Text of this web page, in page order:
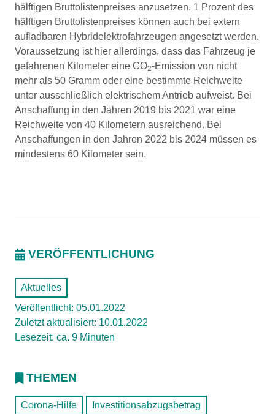
hälftigen Bruttolistenpreises anzusetzen. 1 Prozent des
hälftigen Bruttolistenpreises können auch bei extern
aufladbaren Hybridelektrofahrzeugen angesetzt werden.
Voraussetzung ist hier allerdings, dass das Fahrzeug je
gefahrenen Kilometer eine CO2-Emission von nicht
mehr als 50 Gramm oder eine bestimmte Reichweite
unter ausschließlich elektrischem Antrieb aufweist. Bei
Anschaffung in den Jahren 2019 bis 2021 war eine
Reichweite von 40 Kilometern ausreichend. Bei
Anschaffungen in den Jahren 2022 bis 2024 müssen es
mindestens 60 Kilometer sein.
VERÖFFENTLICHUNG
Aktuelles
Veröffentlicht: 05.01.2022
Zuletzt aktualisiert: 10.01.2022
Lesezeit: ca. 9 Minuten
THEMEN
Corona-Hilfe Investitionsabzugsbetrag